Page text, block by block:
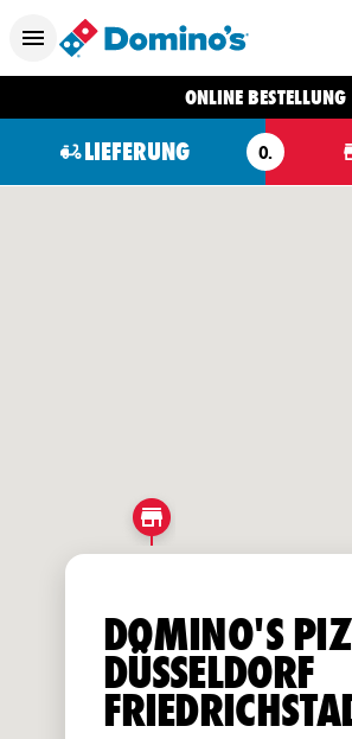
ONLINE BESTELLUNG
LIEFERUNG O.
DOMINO'S
DÜSSELDORF